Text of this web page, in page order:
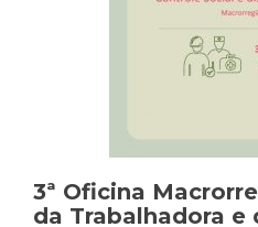
3ª Oficina
da Trabalhadora e